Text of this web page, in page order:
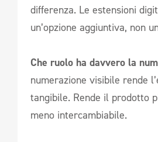
differenza. Le estensioni
un’opzione aggiuntiva, non
Che ruolo ha davvero la
numerazione visibile rende
tangibile. Rende il prodotto
meno intercambiabile.